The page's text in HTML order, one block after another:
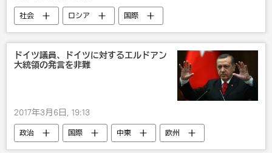
社会 ロシア
国際
エンタメ
ドイツ議員、ドイツに対するエルドアン
大統領の発言を非難
2017年3月6日, 19:13
政治 国際 中東
欧州
ドイツ
トルコ